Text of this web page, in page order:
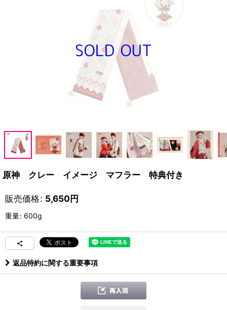
原神 クレー イメージ マフラー 特典付き
販売価格: 5,650円
重量: 600g
返品特約に関する重要事項